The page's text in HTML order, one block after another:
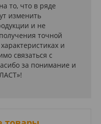
то, что в ряде
изменить
и не
точной
и
связаться с
за понимание и